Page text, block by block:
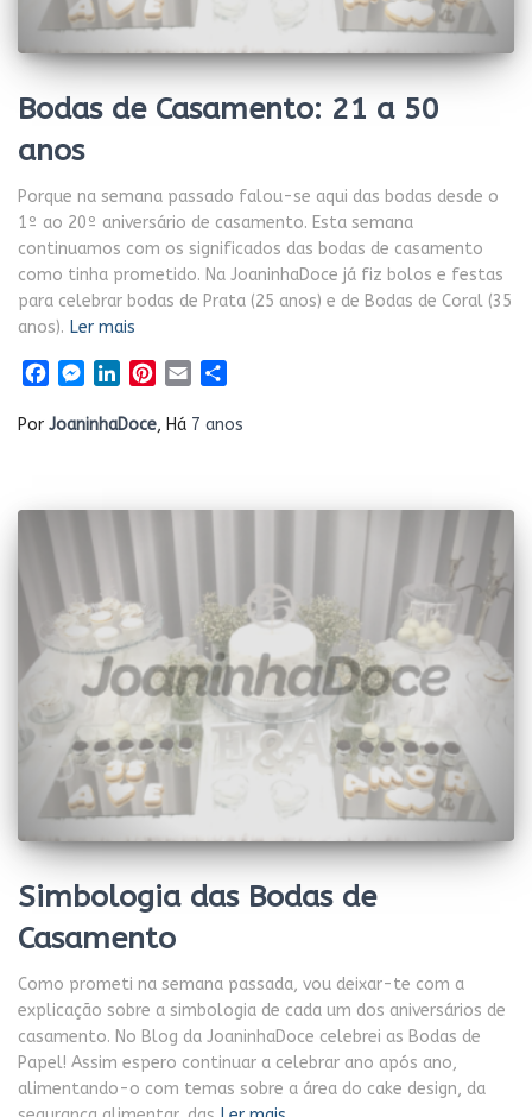
Bodas de Casamento: 21 a 50
anos
Porque na semana passado falou-se aqui das bodas desde o
1º ao 20º aniversário de casamento. Esta semana
continuamos com os significados das bodas de casamento
como tinha prometido. Na JoaninhaDoce já fiz bolos e festas
para celebrar bodas de Prata (25 anos) e de Bodas de Coral (35
anos). Ler mais
Facebook
Messenger
LinkedInPinterest
Email
Por JoaninhaDoce, Há 7 anos
Simbologia das Bodas de
Casamento
Como prometi na semana passada, vou deixar-te com a
explicação sobre a simbologia de cada um dos aniversários de
casamento. No Blog da JoaninhaDoce celebrei as Bodas de
Papel! Assim espero continuar a celebrar ano após ano,
alimentando-o com temas sobre a área do cake design, da